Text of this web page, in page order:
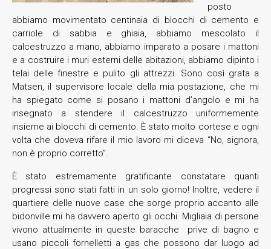
posto
abbiamo movimentato centinaia di blocchi di cemento e
carriole di sabbia e ghiaia, abbiamo mescolato il
calcestruzzo a mano, abbiamo imparato a posare i mattoni
e a costruire i muri esterni delle abitazioni, abbiamo dipinto i
telai delle finestre e pulito gli attrezzi. Sono così grata a
Matsen, il supervisore locale della mia postazione, che mi
ha spiegato come si posano i mattoni d’angolo e mi ha
insegnato a stendere il calcestruzzo uniformemente
insieme ai blocchi di cemento. È stato molto cortese e ogni
volta che doveva rifare il mio lavoro mi diceva “No, signora,
non è proprio corretto”.
È stato estremamente gratificante constatare quanti
progressi sono stati fatti in un solo giorno! Inoltre, vedere il
quartiere delle nuove case che sorge proprio accanto alle
bidonville mi ha davvero aperto gli occhi. Migliaia di persone
vivono attualmente in queste baracche prive di bagno e
usano piccoli fornelletti a gas che possono dar luogo ad